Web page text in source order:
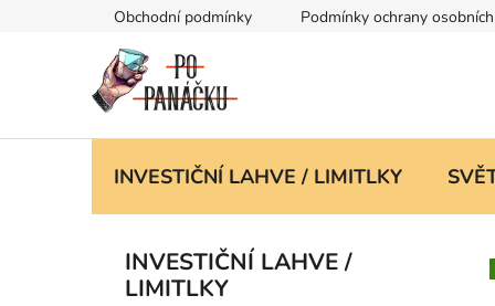
Obchodní podmínky Podmínky ochrany
INVESTIČNÍ LAHVE / LIMITLKY
Přeskočit
kategorie
INVESTIČNÍ LAHVE /
LIMITLKY